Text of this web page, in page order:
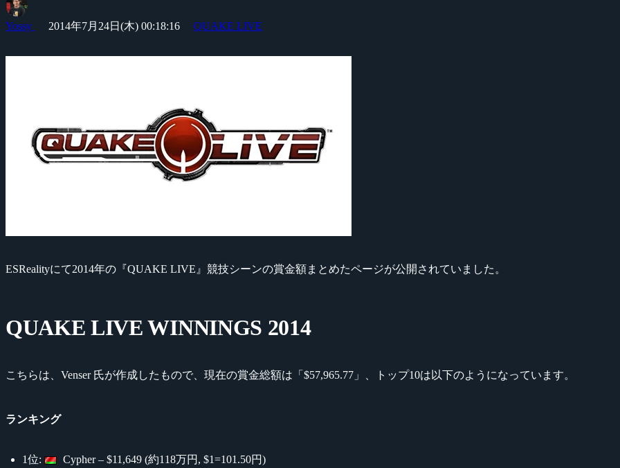
Yossy 2014年7月24日(木) 00:18:16 QUAKE LIVE
ESRealityにて2014年の『QUAKE LIVE』競技シーンの賞金額まとめたページが公開されていました。
QUAKE LIVE WINNINGS 2014
こちらは、Venser 氏が作成したもので、現在の賞金総額は「$57,965.77」、トップ10は以下のようになっています。
ランキング
1位:
Cypher – $11,649 (約118万円, $1=101.50円)